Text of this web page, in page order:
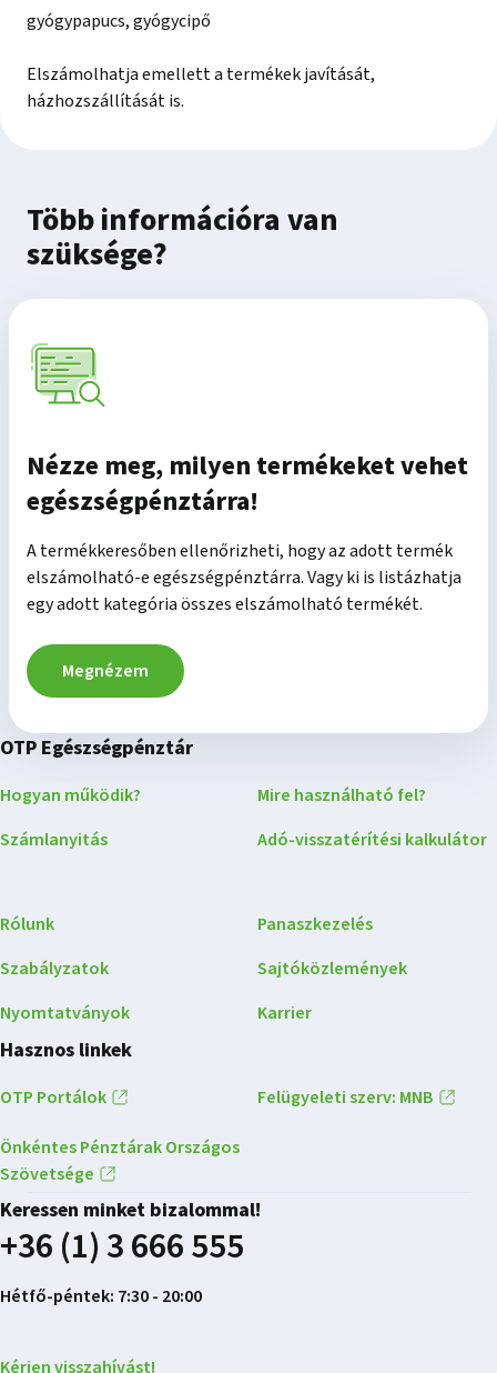
gyógypapucs, gyógycipő
Elszámolhatja emellett a termékek javítását,
házhozszállítását is.
Több információra van
szüksége?
Nézze meg, milyen termékeket vehet
egészségpénztárra!
A termékkeresőben ellenőrizheti, hogy az adott termék
elszámolható-e egészségpénztárra. Vagy ki is listázhatja
egy adott kategória összes elszámolható termékét.
Megnézem
OTP Egészségpénztár
Hogyan működik?
Számlanyitás
Mire használható fel?
Adó-visszatérítési kalkulátor
Rólunk
Szabályzatok
Nyomtatványok
Panaszkezelés
Sajtóközlemények
Karrier
Hasznos linkek
OTP Portálok
Önkéntes Pénztárak Országos
Szövetsége
Felügyeleti szerv: MNB
Keressen minket bizalommal!
+36 (1) 3 666 555
Hétfő-péntek: 7:30 - 20:00
Kérjen visszahívást!